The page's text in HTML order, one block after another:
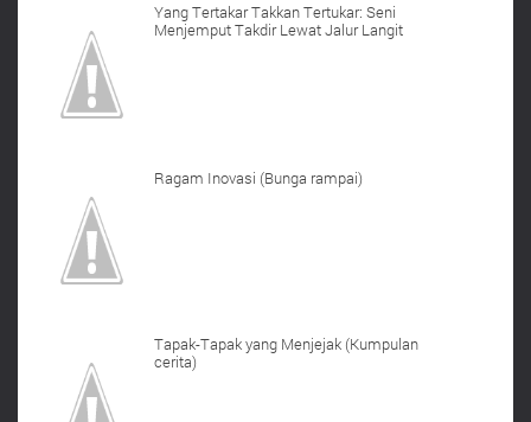
Yang Tertakar Takkan Tertukar: Seni
Menjemput Takdir Lewat Jalur Langit
Ragam Inovasi (Bunga rampai)
Tapak-Tapak yang Menjejak (Kumpulan
cerita)